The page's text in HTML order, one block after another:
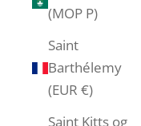
(MOP P)
Saint
Barthélemy
(EUR €)
Saint Kitts og